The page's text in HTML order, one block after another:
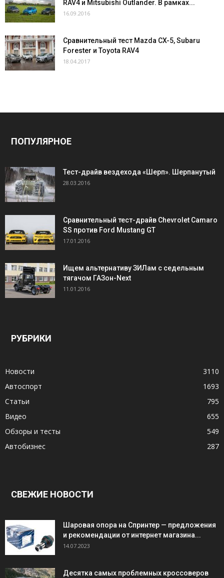
RAV4 и Mitsubishi Outlander. В рамках...
16.09.2016
Сравнительный тест Mazda CX-5, Subaru
Forester и Toyota RAV4
18.04.2017
ПОПУЛЯРНОЕ
Тест-драйв вездехода «Шерп». Шерпанутый
28.03.2016
Сравнительный тест-драйв Chevrolet Camaro
SS против Ford Mustang GT
17.01.2016
Ищем альтернативу ЗИЛам с седельным
тягачом ГАЗон-Next
11.01.2016
РУБРИКИ
Новости
3110
Автоспорт
1693
Статьи
795
Видео
655
Обзоры и тесты
549
Автобизнес
287
СВЕЖИЕ НОВОСТИ
Шаровая опора на Спринтер — предложения
и рекомендации от интернет магазина...
14.07.2023
Десятка самых проблемных кроссоверов